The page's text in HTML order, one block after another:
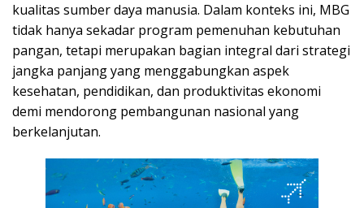
kualitas sumber daya manusia. Dalam konteks ini, MBG
tidak hanya sekadar program pemenuhan kebutuhan
pangan, tetapi merupakan bagian integral dari strategi
jangka panjang yang menggabungkan aspek
kesehatan, pendidikan, dan produktivitas ekonomi
demi mendorong pembangunan nasional yang
berkelanjutan.